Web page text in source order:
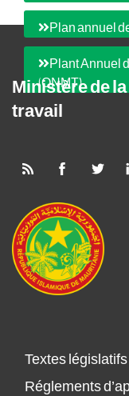
Plan annuel
Plant Annuel
(ONMT)
Ministère de
travail
Textes législatifs
Réglements